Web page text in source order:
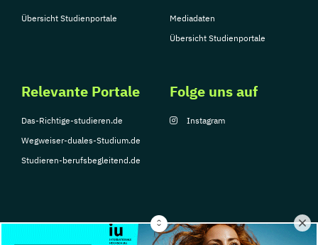
Übersicht Studienportale
Mediadaten
Übersicht Studienportale
Relevante Portale
Das-Richtige-studieren.de
Wegweiser-duales-Studium.de
Studieren-berufsbegleitend.de
Folge uns auf
Instagram